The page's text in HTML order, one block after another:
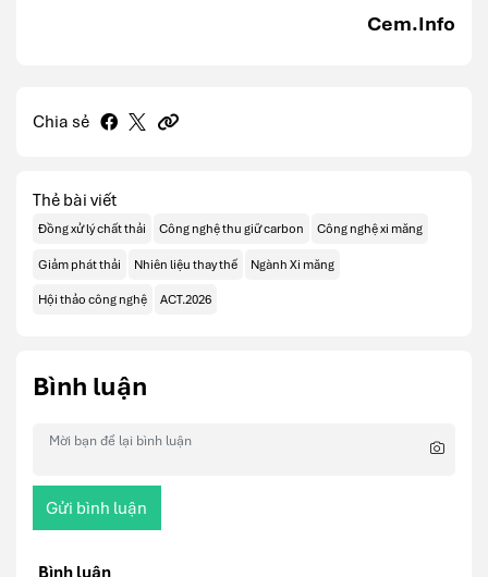
Cem.Info
Chia sẻ
Thẻ bài viết
Đồng xử lý chất thải Công nghệ thu giữ carbon Công nghệ xi măng
Giảm phát thải Nhiên liệu thay thế Ngành Xi măng
Hội thảo công nghệ ACT.2026
Bình luận
Gửi bình luận